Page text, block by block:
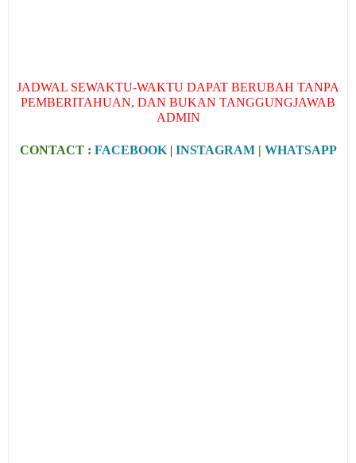
JADWAL SEWAKTU-WAKTU DAPAT BERUBAH TANPA
PEMBERITAHUAN, DAN BUKAN TANGGUNGJAWAB
ADMIN
CONTACT : FACEBOOK| INSTAGRAM| WHATSAPP